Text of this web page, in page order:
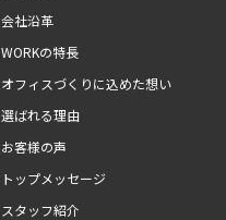
会社沿革
WORKの特長
オフィスづくりに込めた想い
選ばれる理由
お客様の声
トップメッセージ
スタッフ紹介